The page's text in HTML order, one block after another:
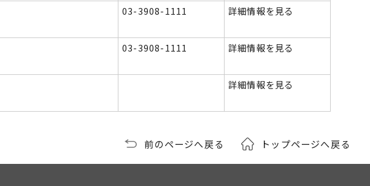
03-3908-1111 詳細情報を見る
03-3908-1111 詳細情報を見る
詳細情報を見る
前のページへ戻る トップページへ戻る